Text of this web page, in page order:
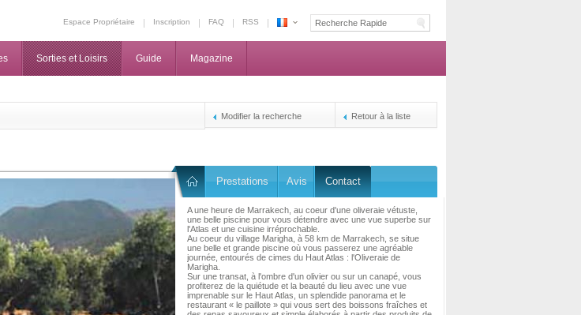
Espace Propriétaire Inscription FAQ
RSS
Sorties et Loisirs Guide Magazine
Modifier la recherche Retour à la liste
Prestations Avis Contact
A une heure de Marrakech, au coeur d'une oliveraie vétuste,
une belle piscine pour vous détendre avec une vue superbe sur
l'Atlas et une cuisine irréprochable.
Au coeur du village Marigha, à 58 km de Marrakech, se situe
une belle et grande piscine où vous passerez une agréable
journée, entourés de cimes du Haut Atlas : l'Oliveraie de
Marigha.
Sur une transat, à l'ombre d'un olivier ou sur un canapé, vous
profiterez de la quiétude et la beauté du lieu avec une vue
imprenable sur le Haut Atlas, un splendide panorama et le
restaurant « le paillote » qui vous sert des boissons fraîches et